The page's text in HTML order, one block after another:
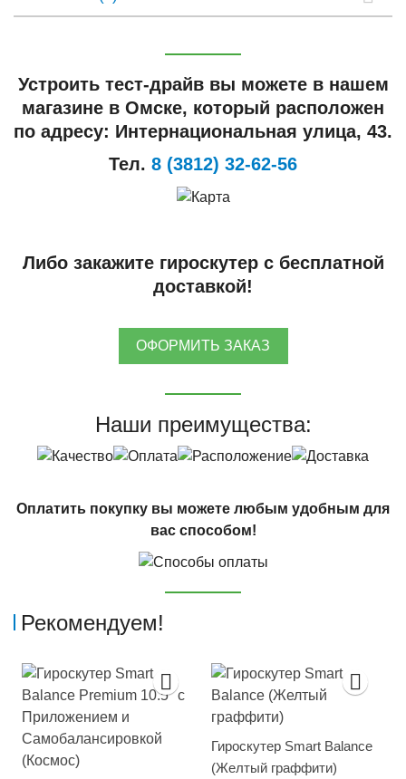
Устроить тест-драйв вы можете в нашем
магазине в Омске, который расположен
по адресу: Интернациональная улица, 43.
Тел. 8 (3812) 32-62-56
Либо закажите гироскутер с бесплатной
доставкой!
ОФОРМИТЬ ЗАКАЗ
Наши преимущества:
Оплатить покупку вы можете любым удобным для
вас способом!
Рекомендуем!
Гироскутер Smart Balance
(Желтый граффити)